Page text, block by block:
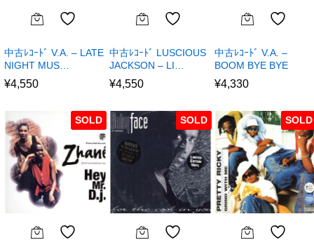
中古ﾚｺｰﾄﾞ V.A. – LATE
NIGHT MUS…
¥4,550
中古ﾚｺｰﾄﾞ LUSCIOUS
JACKSON – LI…
¥4,550
中古ﾚｺｰﾄﾞ V.A. –
BOOM BYE BYE
¥4,330
SOLD SOLD SOLD